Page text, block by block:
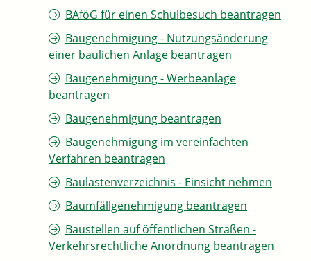
BAföG für einen Schulbesuch beantragen
Baugenehmigung - Nutzungsänderung
einer baulichen Anlage beantragen
Baugenehmigung - Werbeanlage
beantragen
Baugenehmigung beantragen
Baugenehmigung im vereinfachten
Verfahren beantragen
Baulastenverzeichnis - Einsicht nehmen
Baumfällgenehmigung beantragen
Baustellen auf öffentlichen Straßen -
Verkehrsrechtliche Anordnung beantragen